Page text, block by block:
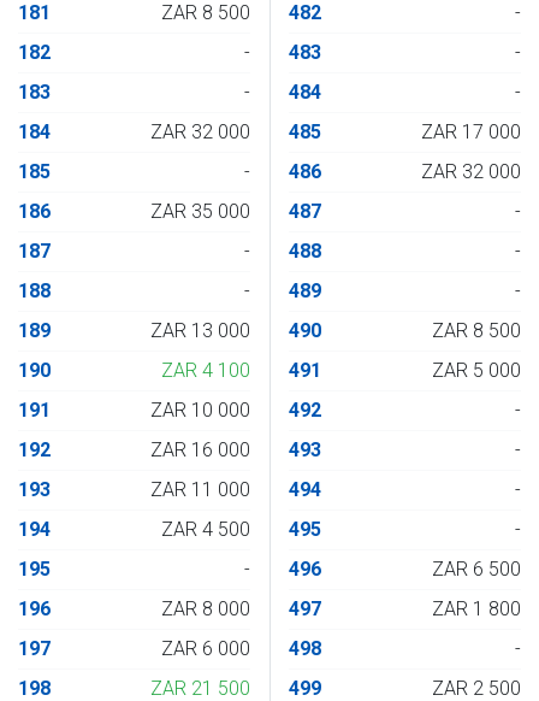
181
ZAR 8 500
182
-
183
-
184
ZAR 32 000
185
-
186
ZAR 35 000
187
-
188
-
189
ZAR 13 000
190
ZAR 4 100
191
ZAR 10 000
192
ZAR 16 000
193
ZAR 11 000
194
ZAR 4 500
195
-
196
ZAR 8 000
197
ZAR 6 000
198
ZAR 21 500
482
-
483
-
484
-
485
ZAR 17 000
486
ZAR 32 000
487
-
488
-
489
-
490
ZAR 8 500
491
ZAR 5 000
492
-
493
-
494
-
495
-
496
ZAR 6 500
497
ZAR 1 800
498
-
499
ZAR 2 500